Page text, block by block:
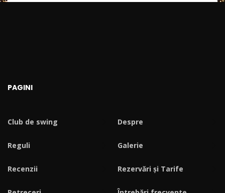
PAGINI
Club de swing Despre
Reguli Galerie
Recenzii Rezervări și Tarife